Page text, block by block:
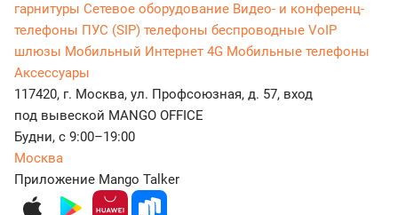
гарнитуры Сетевое оборудование Видео- и конференц-
телефоны ПУС (SIP) телефоны беспроводные VoIP
шлюзы Мобильный Интернет 4G Мобильные телефоны
Аксессуары
117420, г. Москва, ул. Профсоюзная, д. 57, вход
под вывеской MANGO OFFICE
Будни, с 9:00–19:00
Москва
Приложение Mango Talker